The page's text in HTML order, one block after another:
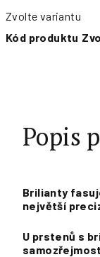
Zvolte variantu
Kód produktu
Popis
Brilianty
největší
U prstenů s